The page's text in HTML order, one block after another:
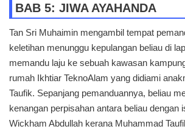
BAB 5: JIWA AYAHANDA
Tan Sri Muhaimin mengambil tempat
keletihan menunggu kepulangan beliau di
memandu laju ke sebuah kawasan
rumah Ikhtiar TeknoAlam yang didiami
Taufik. Sepanjang pemanduannya, beliau
kenangan perpisahan antara beliau dengan
Wickham Abdullah kerana Muhammad